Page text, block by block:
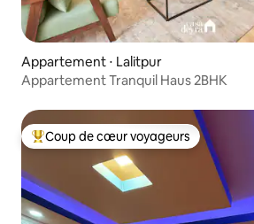
Appartement ⋅ Lalitpur
Appartement Tranquil Haus 2BHK
Coups de cœur voyageurs les plus
Coup de cœur voyageurs